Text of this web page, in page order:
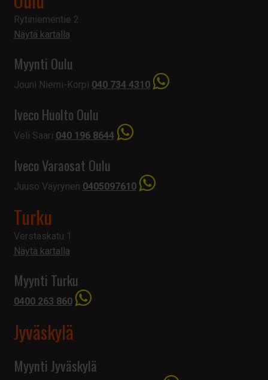
Rytiniementie 2
Näytä kartalla
Myynti Oulu
Jouni Niemi-Korpi 040 734 4310
Iveco Huolto Oulu
Veli Saari 040 196 8644
Iveco Varaosat Oulu
Juuso Väyrynen 0405097610
Turku
Verstaskatu 1
Näytä kartalla
Myynti Turku
0400 263 860
Jyväskylä
Myynti Jyväskylä